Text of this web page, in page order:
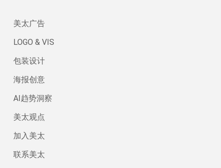
美太广告
LOGO & VIS
包装设计
海报创意
AI趋势洞察
美太观点
加入美太
联系美太